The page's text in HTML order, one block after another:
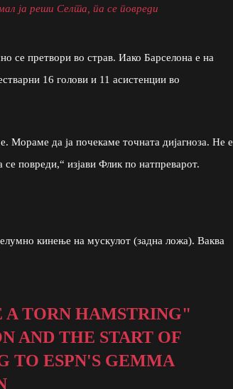
ја реши Селта, па се повреди
се претвори во страв. Иако Барселона е на
16 голови и 11 асистенции во
Мораме да ја почекаме точната дијагноза. Не е
повреди,“ изјави Флик по натпреварот.
кинење на мускулот (задна ложа). Ваква
TORN HAMSTRING"
AND THE START OF
TO ESPN'S GEMMA